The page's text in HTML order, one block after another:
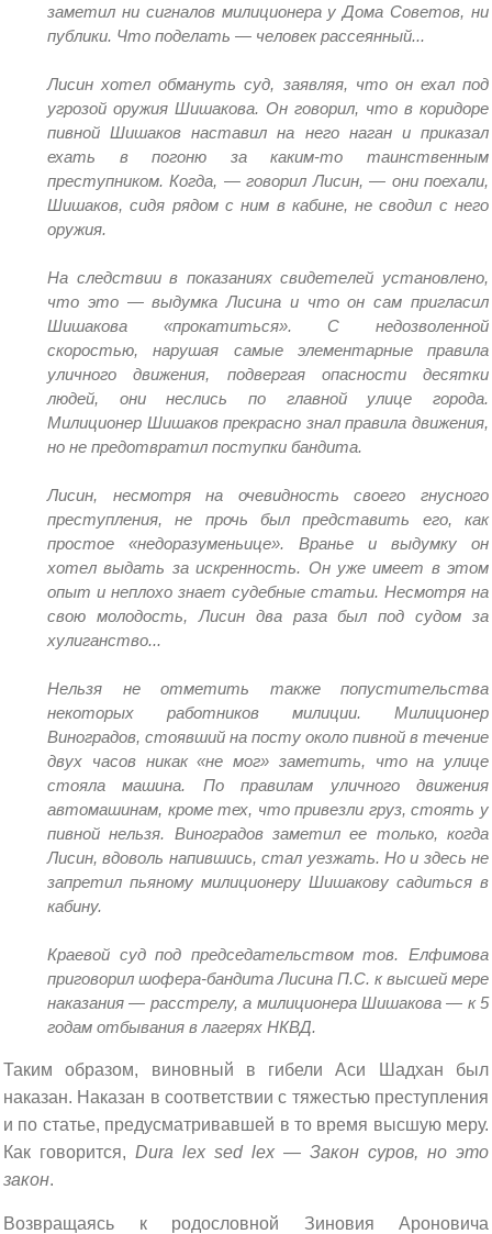
заметил ни сигналов милиционера у Дома Советов, ни
публики. Что поделать — человек рассеянный...
Лисин хотел обмануть суд, заявляя, что он ехал под
угрозой оружия Шишакова. Он говорил, что в коридоре
пивной Шишаков наставил на него наган и приказал
ехать в погоню за каким-то таинственным
преступником. Когда, — говорил Лисин, — они поехали,
Шишаков, сидя рядом с ним в кабине, не сводил с него
оружия.
На следствии в показаниях свидетелей установлено,
что это — выдумка Лисина и что он сам пригласил
Шишакова «прокатиться». С недозволенной
скоростью, нарушая самые элементарные правила
уличного движения, подвергая опасности десятки
людей, они неслись по главной улице города.
Милиционер Шишаков прекрасно знал правила движения,
но не предотвратил поступки бандита.
Лисин, несмотря на очевидность своего гнусного
преступления, не прочь был представить его, как
простое «недоразуменьице». Вранье и выдумку он
хотел выдать за искренность. Он уже имеет в этом
опыт и неплохо знает судебные статьи. Несмотря на
свою молодость, Лисин два раза был под судом за
хулиганство...
Нельзя не отметить также попустительства
некоторых работников милиции. Милиционер
Виноградов, стоявший на посту около пивной в течение
двух часов никак «не мог» заметить, что на улице
стояла машина. По правилам уличного движения
автомашинам, кроме тех, что привезли груз, стоять у
пивной нельзя. Виноградов заметил ее только, когда
Лисин, вдоволь напившись, стал уезжать. Но и здесь не
запретил пьяному милиционеру Шишакову садиться в
кабину.
Краевой суд под председательством тов. Елфимова
приговорил шофера-бандита Лисина П.С. к высшей мере
наказания — расстрелу, а милиционера Шишакова — к 5
годам отбывания в лагерях НКВД.
Таким образом, виновный в гибели Аси Шадхан был
наказан. Наказан в соответствии с тяжестью преступления
и по статье, предусматривавшей в то время высшую меру.
Как говорится, Dura lex sed lex — Закон суров, но это
закон.
Возвращаясь к родословной Зиновия Ароновича